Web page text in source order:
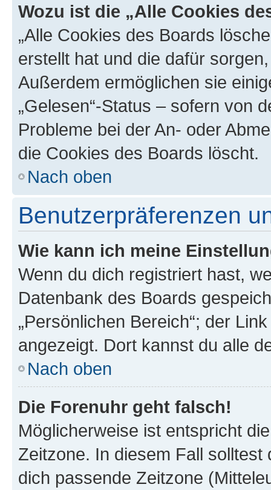
Wozu ist die „Alle Cookies
„Alle Cookies des Boards
erstellt hat und die dafür
Außerdem ermöglichen sie
„Gelesen“-Status – sofern von
Probleme bei der An- oder
die Cookies des Boards löscht.
Nach oben
Benutzerpräferenzen
Wie kann ich meine
Wenn du dich registriert hast,
Datenbank des Boards
„Persönlichen Bereich“; der
angezeigt. Dort kannst du alle
Nach oben
Die Forenuhr geht falsch!
Möglicherweise ist entspricht
Zeitzone. In diesem Fall solltest
dich passende Zeitzone